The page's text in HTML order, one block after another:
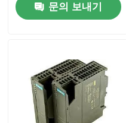
견적 요청
오므론 PLC 부품
앨런 브래들리 PLC 부품
문의 보내기